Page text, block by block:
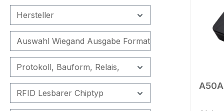
Hersteller
Auswahl Wiegand Ausgabe Format:
Protokoll, Bauform, Relais,
RFID Lesbarer Chiptyp
A50A